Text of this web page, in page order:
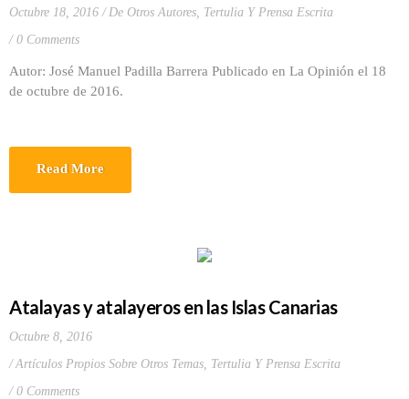
Octubre 18, 2016 De Otros Autores, Tertulia Y Prensa Escrita
0 Comments
Autor: José Manuel Padilla Barrera Publicado en La Opinión el 18
de octubre de 2016.
Read More
Atalayas y atalayeros en las Islas Canarias
Octubre 8, 2016
Artículos Propios Sobre Otros Temas, Tertulia Y Prensa Escrita
0 Comments